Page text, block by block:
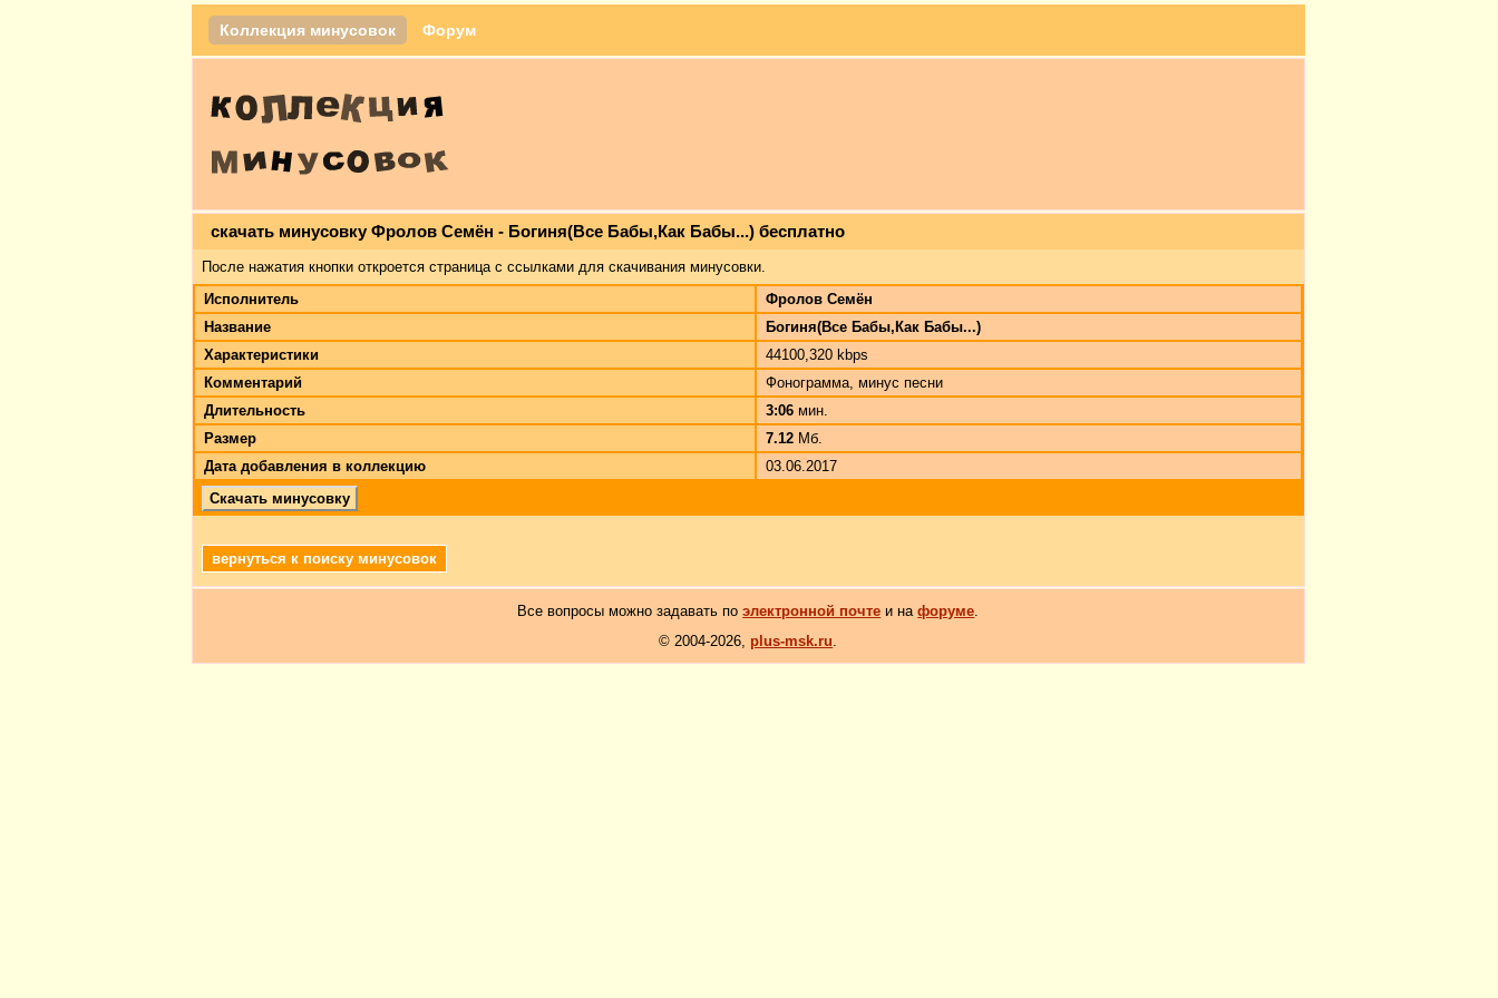
Коллекция минусовок Форум
скачать минусовку Фролов Семён - Богиня(Все Бабы,Как Бабы...) бесплатно
После нажатия кнопки откроется страница с ссылками для скачивания минусовки.
Исполнитель
Фролов Семён
Название
Богиня(Все Бабы,Как Бабы...)
Характеристики
44100,320 kbps
Комментарий
Фонограмма, минус песни
Длительность
3:06 мин.
Размер
7.12 Мб.
Дата добавления в коллекцию
03.06.2017
Скачать минусовку
вернуться к поиску минусовок
Все вопросы можно задавать поэлектронной почте и нафоруме.
© 2004-2026, plus-msk.ru.